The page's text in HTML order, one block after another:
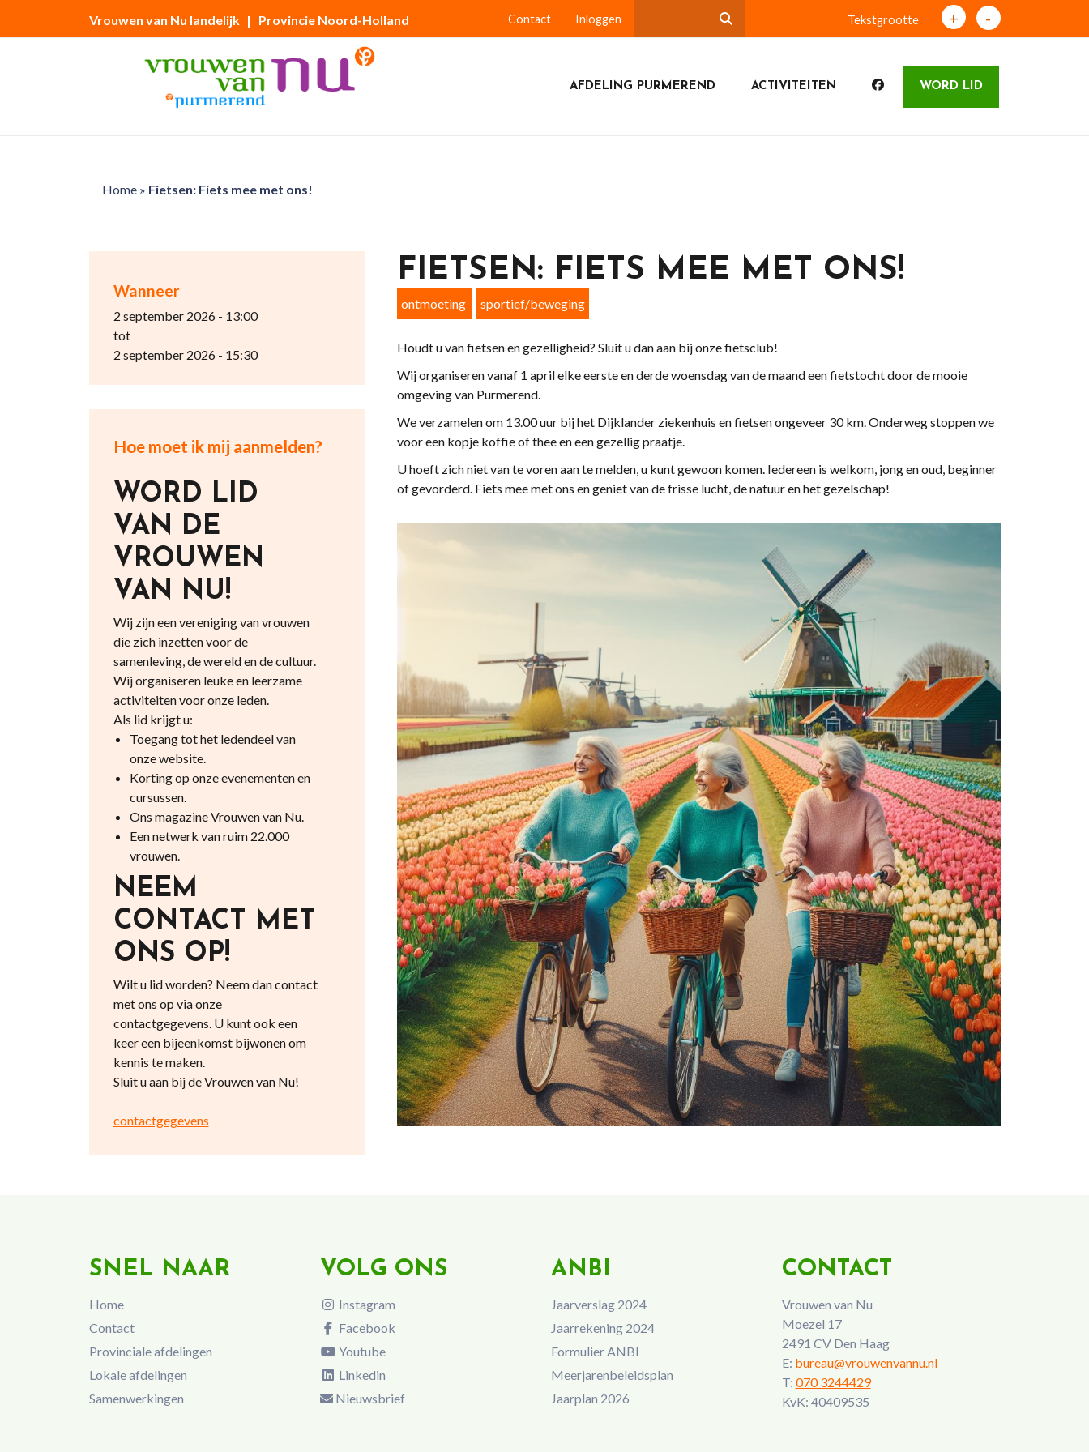
Vrouwen van Nu landelijk | Provincie Noord-Holland Contact Inloggen Tekstgrootte + -
AFDELING PURMEREND ACTIVITEITEN WORD LID
Home» Fietsen: Fiets mee met ons!
Wanneer
2 september 2026 - 13:00
tot
2 september 2026 - 15:30
Hoe moet ik mij aanmelden?
WORD LID
VAN DE
VROUWEN
VAN NU!
Wij zijn een vereniging van vrouwen
die zich inzetten voor de
samenleving, de wereld en de cultuur.
Wij organiseren leuke en leerzame
activiteiten voor onze leden.
Als lid krijgt u:
Toegang tot het ledendeel van
onze website.
Korting op onze evenementen en
cursussen.
Ons magazine Vrouwen van Nu.
Een netwerk van ruim 22.000
vrouwen.
NEEM
CONTACT MET
ONS OP!
Wilt u lid worden? Neem dan contact
met ons op via onze
contactgegevens. U kunt ook een
keer een bijeenkomst bijwonen om
kennis te maken.
Sluit u aan bij de Vrouwen van Nu!
contactgegevens
FIETSEN: FIETS MEE MET ONS!
ontmoeting sportief/beweging
Houdt u van fietsen en gezelligheid? Sluit u dan aan bij onze fietsclub!
Wij organiseren vanaf 1 april elke eerste en derde woensdag van de maand een fietstocht door de mooie
omgeving van Purmerend.
We verzamelen om 13.00 uur bij het Dijklander ziekenhuis en fietsen ongeveer 30 km. Onderweg stoppen we
voor een kopje koffie of thee en een gezellig praatje.
U hoeft zich niet van te voren aan te melden, u kunt gewoon komen. Iedereen is welkom, jong en oud, beginner
of gevorderd. Fiets mee met ons en geniet van de frisse lucht, de natuur en het gezelschap!
SNEL NAAR
Home
Contact
Provinciale afdelingen
Lokale afdelingen
Samenwerkingen
VOLG ONS
Instagram
Facebook
Youtube
Linkedin
Nieuwsbrief
ANBI
Jaarverslag 2024
Jaarrekening 2024
Formulier ANBI
Meerjarenbeleidsplan
Jaarplan 2026
CONTACT
Vrouwen van Nu
Moezel 17
2491 CV Den Haag
E: bureau@vrouwenvannu.nl
T: 070 3244429
KvK: 40409535